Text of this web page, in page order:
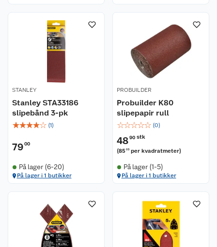
STANLEY
Stanley STA33186
slipebånd 3-pk
☆☆☆☆☆ (1)
7900
På lager (6-20)
På lager i 1 butikker
PROBUILDER
Probuilder K80
slipepapir rull
☆☆☆☆☆ (0)
4890 stk
(8505 per kvadratmeter)
På lager (1-5)
På lager i 1 butikker